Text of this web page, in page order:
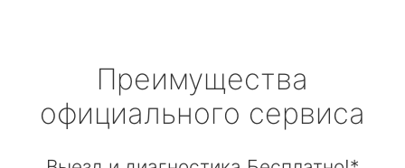
Преимущества
официального сервиса